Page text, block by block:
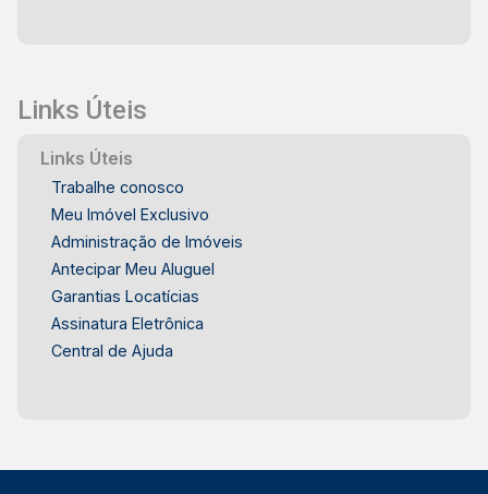
Links Úteis
Links Úteis
Trabalhe conosco
Meu Imóvel Exclusivo
Administração de Imóveis
Antecipar Meu Aluguel
Garantias Locatícias
Assinatura Eletrônica
Central de Ajuda